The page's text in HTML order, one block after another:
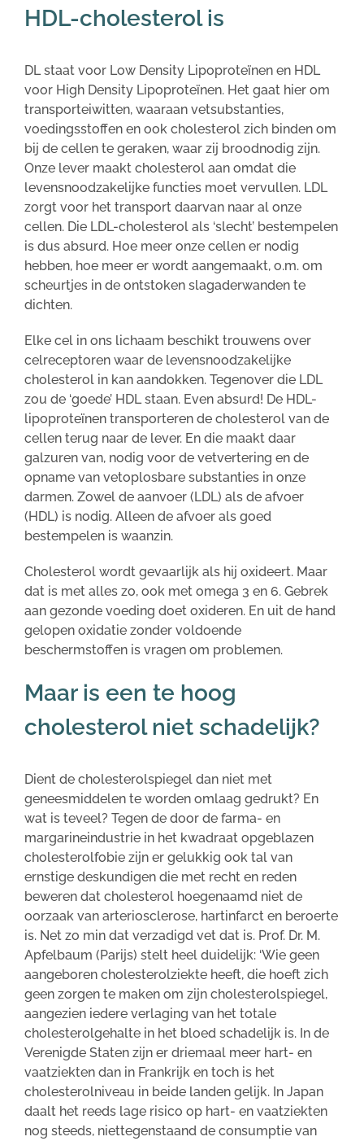
HDL-cholesterol is
DL staat voor Low Density Lipoproteïnen en HDL
voor High Density Lipoproteïnen. Het gaat hier om
transporteiwitten, waaraan vetsubstanties,
voedingsstoffen en ook cholesterol zich binden om
bij de cellen te geraken, waar zij broodnodig zijn.
Onze lever maakt cholesterol aan omdat die
levensnoodzakelijke functies moet vervullen. LDL
zorgt voor het transport daarvan naar al onze
cellen. Die LDL-cholesterol als ‘slecht’ bestempelen
is dus absurd. Hoe meer onze cellen er nodig
hebben, hoe meer er wordt aangemaakt, o.m. om
scheurtjes in de ontstoken slagaderwanden te
dichten.
Elke cel in ons lichaam beschikt trouwens over
celreceptoren waar de levensnoodzakelijke
cholesterol in kan aandokken. Tegenover die LDL
zou de ‘goede’ HDL staan. Even absurd! De HDL-
lipoproteïnen transporteren de cholesterol van de
cellen terug naar de lever. En die maakt daar
galzuren van, nodig voor de vetvertering en de
opname van vetoplosbare substanties in onze
darmen. Zowel de aanvoer (LDL) als de afvoer
(HDL) is nodig. Alleen de afvoer als goed
bestempelen is waanzin.
Cholesterol wordt gevaarlijk als hij oxideert. Maar
dat is met alles zo, ook met omega 3 en 6. Gebrek
aan gezonde voeding doet oxideren. En uit de hand
gelopen oxidatie zonder voldoende
beschermstoffen is vragen om problemen.
Maar is een te hoog
cholesterol niet schadelijk?
Dient de cholesterolspiegel dan niet met
geneesmiddelen te worden omlaag gedrukt? En
wat is teveel? Tegen de door de farma- en
margarineindustrie in het kwadraat opgeblazen
cholesterolfobie zijn er gelukkig ook tal van
ernstige deskundigen die met recht en reden
beweren dat cholesterol hoegenaamd niet de
oorzaak van arteriosclerose, hartinfarct en beroerte
is. Net zo min dat verzadigd vet dat is. Prof. Dr. M.
Apfelbaum (Parijs) stelt heel duidelijk: ‘Wie geen
aangeboren cholesterolziekte heeft, die hoeft zich
geen zorgen te maken om zijn cholesterolspiegel,
aangezien iedere verlaging van het totale
cholesterolgehalte in het bloed schadelijk is. In de
Verenigde Staten zijn er driemaal meer hart- en
vaatziekten dan in Frankrijk en toch is het
cholesterolniveau in beide landen gelijk. In Japan
daalt het reeds lage risico op hart- en vaatziekten
nog steeds, niettegenstaand de consumptie van